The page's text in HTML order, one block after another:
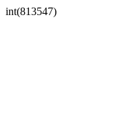
int(813547)